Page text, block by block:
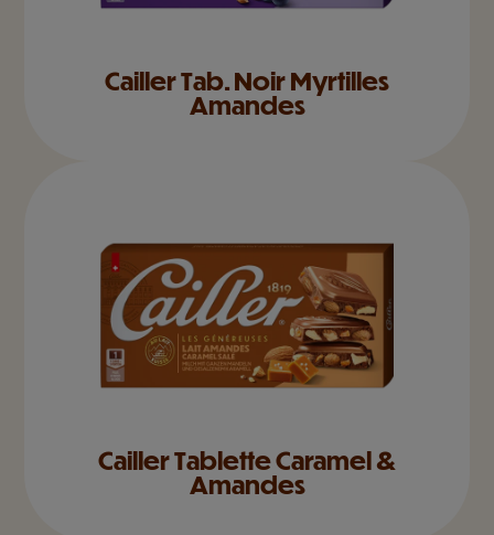
Cailler Tab. Noir Myrtilles
Amandes
Cailler Tablette Caramel &
Amandes